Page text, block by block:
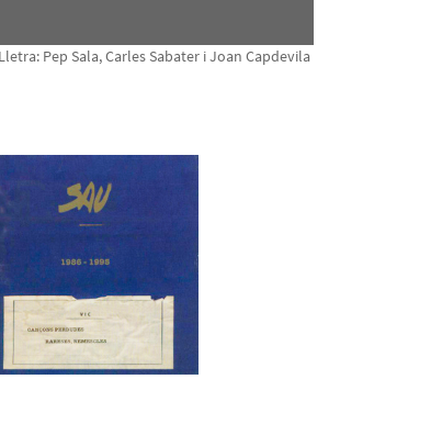
Pep Sala, Carles Sabater i Joan Capdevila